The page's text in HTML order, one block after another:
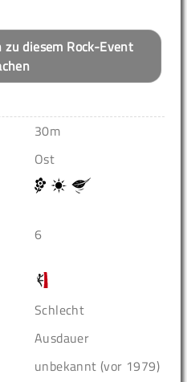
zu diesem Rock-Event
30m
Ost
6
Schlecht
Ausdauer
unbekannt (vor 1979)